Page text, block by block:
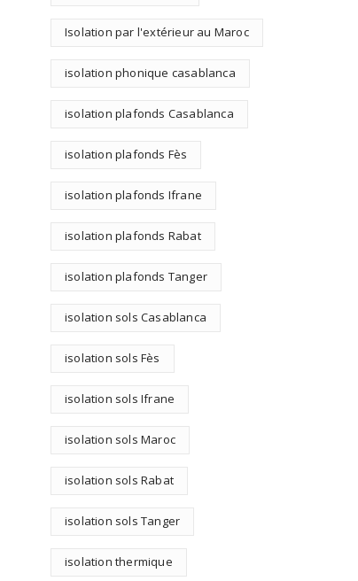
Isolation par l'extérieur au Maroc
isolation phonique casablanca
isolation plafonds Casablanca
isolation plafonds Fès
isolation plafonds Ifrane
isolation plafonds Rabat
isolation plafonds Tanger
isolation sols Casablanca
isolation sols Fès
isolation sols Ifrane
isolation sols Maroc
isolation sols Rabat
isolation sols Tanger
isolation thermique